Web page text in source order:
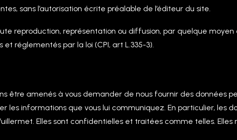
sans l’autorisation écrite préalable de l’éditeur du site.
reproduction, représentation ou diffusion, par quelque moyen
et réglementés par la loi (CPI, art L.335-3).
être amenés à vous demander de nous fournir des données
les informations que vous lui communiquez. En particulier, les
Elles sont confidentielles et traitées comme telles. Elles